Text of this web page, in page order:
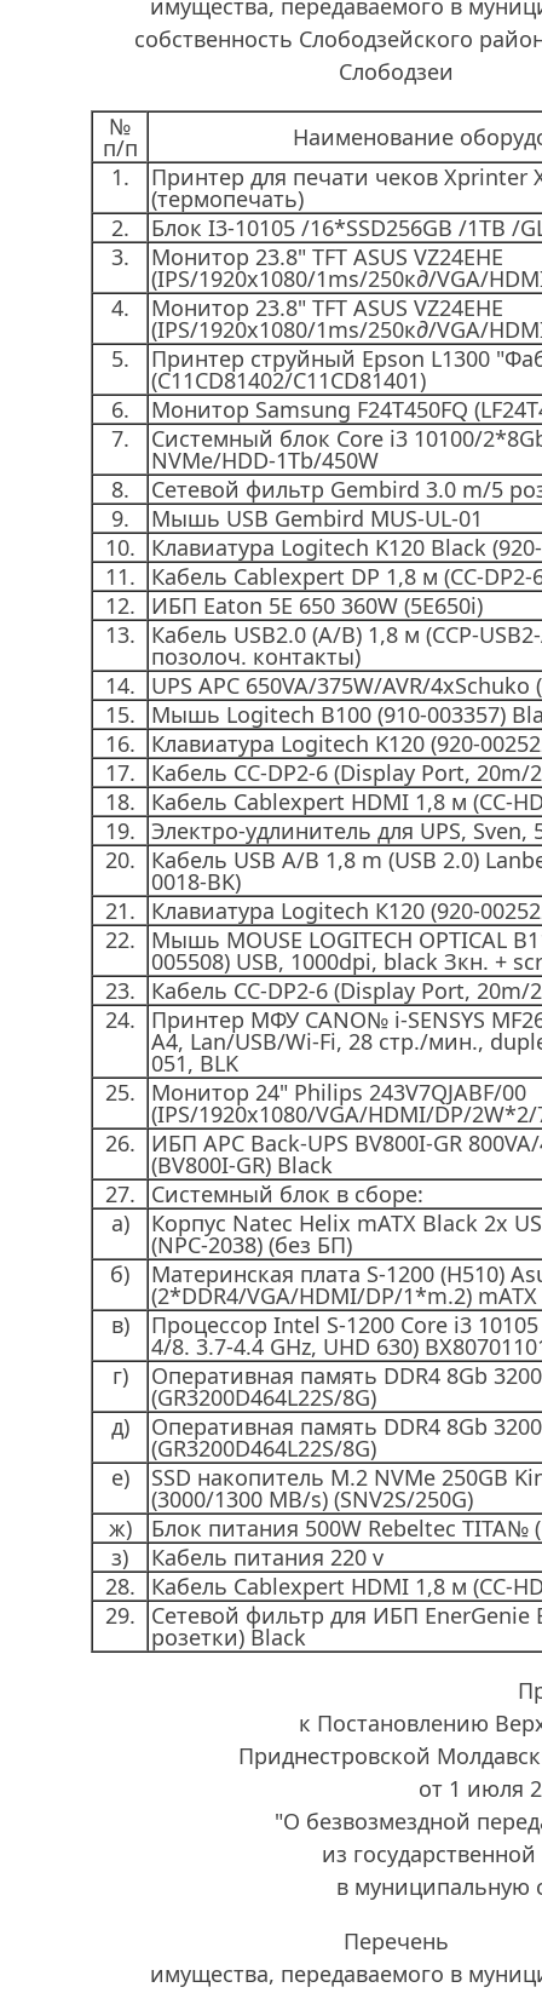
имущества, передаваемого в
собственность Слободзейского
Слободзеи
№
п/п
Наименование
1.
Принтер для печати чеков Xprinter
(термопечать)
2.
Блок I3-10105 /16*SSD256GB /1TB /
3.
Монитор 23.8" TFT ASUS VZ24EHE
(IPS/1920x1080/1ms/250кд/VGA/
4.
Монитор 23.8" TFT ASUS VZ24EHE
(IPS/1920x1080/1ms/250кд/VGA/
5.
Принтер струйный Epson L1300
(C11CD81402/C11CD81401)
6.
Монитор Samsung F24T450FQ
7.
Системный блок Core i3 10100/
NVMe/HDD-1Tb/450W
8.
Сетевой фильтр Gembird 3.0 m/5
9.
Мышь USB Gembird MUS-UL-01
10.
Клавиатура Logitech K120 Black
11.
Кабель Cablexpert DP 1,8 м (CC-DP2-
12.
ИБП Eaton 5E 650 360W (5E650i)
13.
Кабель USB2.0 (A/B) 1,8 м (CCP-
позолоч. контакты)
14.
UPS APC 650VA/375W/AVR/4xSchuko
15.
Мышь Logitech B100 (910-003357)
16.
Клавиатура Logitech K120 (920-
17.
Кабель СС-DP2-6 (Display Port, 20m/
18.
Кабель Cablexpert HDMI 1,8 м (CC-
19. Электро-удлинитель для UPS, Sven,
20.
Кабель USB A/B 1,8 m (USB 2.0)
0018-BK)
21.
Клавиатура Logitech К120 (920-
22.
Мышь MOUSE LOGITECH OPTICAL
005508) USB, 1000dpi, black Зкн. +
23.
Кабель CC-DP2-6 (Display Port, 20m/
24.
Принтер МФУ CANO№ i-SENSYS
A4, Lan/USB/Wi-Fi, 28 cтр./мин.,
051, BLK
25.
Монитор 24" Philips 243V7QJABF/00
(IPS/1920x1080/VGA/HDMI/DP/2W*2/
26.
ИБП APC Back-UPS BV800I-GR
(BV800I-GR) Black
27.
Системный блок в сборе:
а)
Корпус Natec Helix mATX Black 2x
(NPC-2038) (без БП)
б)
Материнская плата S-1200 (H510)
(2*DDR4/VGA/HDMI/DP/1*m.2) mATX
в)
Процессор Intel S-1200 Core i3
4/8. 3.7-4.4 GHz, UHD 630)
г)
Оперативная память DDR4 8Gb
(GR3200D464L22S/8G)
д)
Оперативная память DDR4 8Gb
(GR3200D464L22S/8G)
е)
SSD накопитель М.2 NVMe 250GB
(3000/1300 MB/s) (SNV2S/250G)
ж)
Блок питания 500W Rebeltec TITA№
з)
Кабель питания 220 v
28.
Кабель Cablexpert HDMI 1,8 м (CC-
29.
Сетевой фильтр для ИБП EnerGenie
розетки) Black
к Постановлению
Приднестровской
от 1 июля
"О безвозмездной
из
в муниципальную
Перечень
имущества, передаваемого в